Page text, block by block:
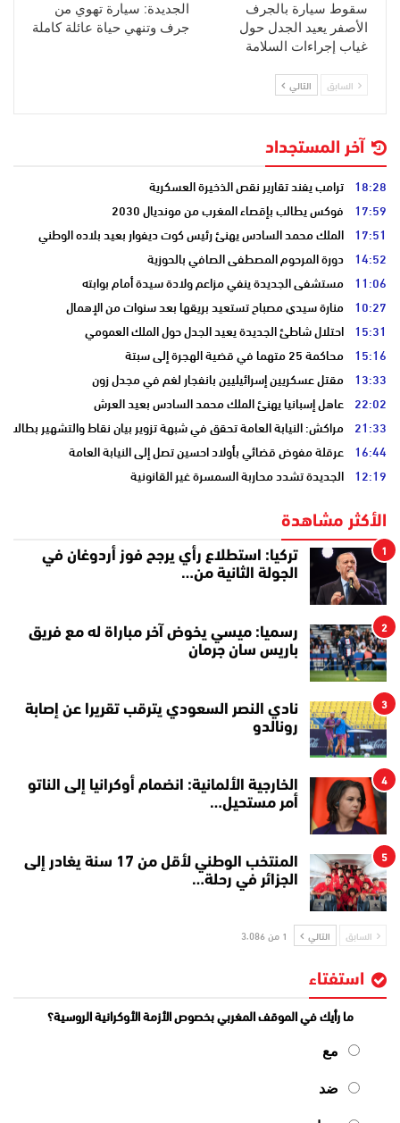
سقوط سيارة بالجرف
الأصفر يعيد الجدل حول
غياب إجراءات السلامة
الجديدة: سيارة تهوي من
جرف وتنهي حياة عائلة كاملة
السابق التالي
آخر المستجداد
18:28 ترامب يفند تقارير نقص الذخيرة العسكرية
17:59 فوكس يطالب بإقصاء المغرب من مونديال 2030
17:51 الملك محمد السادس يهنئ رئيس كوت ديفوار بعيد بلاده الوطني
14:52 دورة المرحوم المصطفى الصافي بالحوزية
11:06 مستشفى الجديدة ينفي مزاعم ولادة سيدة أمام بوابته
10:27 منارة سيدي مصباح تستعيد بريقها بعد سنوات من الإهمال
15:31 احتلال شاطئ الجديدة يعيد الجدل حول الملك العمومي
15:16 محاكمة 25 متهما في قضية الهجرة إلى سبتة
13:33 مقتل عسكريين إسرائيليين بانفجار لغم في مجدل زون
22:02 عاهل إسبانيا يهنئ الملك محمد السادس بعيد العرش
21:33 مراكش: النيابة العامة تحقق في شبهة تزوير بيان نقاط والتشهير بطالب
16:44 عرقلة مفوض قضائي بأولاد احسين تصل إلى النيابة العامة
12:19 الجديدة تشدد محاربة السمسرة غير القانونية
الأكثر مشاهدة
1
تركيا: استطلاع رأي يرجح فوز أردوغان في
الجولة الثانية من…
2
رسميا: ميسي يخوض آخر مباراة له مع فريق
باريس سان جرمان
3
نادي النصر السعودي يترقب تقريرا عن إصابة
رونالدو
4
الخارجية الألمانية: انضمام أوكرانيا إلى الناتو
أمر مستحيل…
5
المنتخب الوطني لأقل من 17 سنة يغادر إلى
الجزائر في رحلة…
السابق التالي 1 من 3٬086
استفتاء
ما رأيك في الموقف المغربي بخصوص الأزمة الأوكرانية الروسية؟
مع
ضد